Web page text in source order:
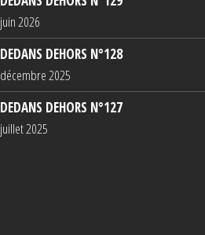
juin 2026
DEDANS DEHORS N°128
décembre 2025
DEDANS DEHORS N°127
juillet 2025